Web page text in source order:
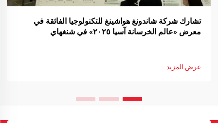
تشارك شركة شاندونغ هواشينغ للتكنولوجيا الفائقة في
معرض «عالم الخرسانة آسيا ٢٠٢٥» في شنغهاي
عرض المزيد